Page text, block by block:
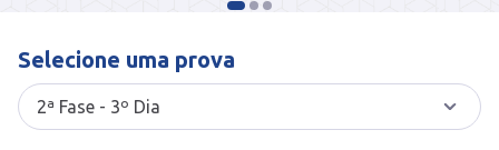
Selecione uma prova